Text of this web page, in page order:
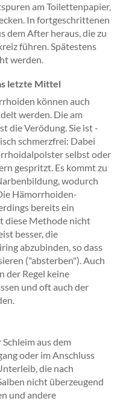
am Toilettenpapier,
In fortgeschrittenen
dem After heraus, die zu
führen. Spätestens
werden.
letzte Mittel
können auch
werden. Die am
die Verödung. Sie ist -
schmerzfrei: Dabei
selbst oder
gespritzt. Es kommt zu
wodurch
Hämorrhoiden-
bereits ein
diese Methode nicht
besser, die
abzubinden, so dass
("absterben"). Auch
der Regel keine
und oft auch der
aus dem
oder im Anschluss
die nach
nicht überzeugend
und andere